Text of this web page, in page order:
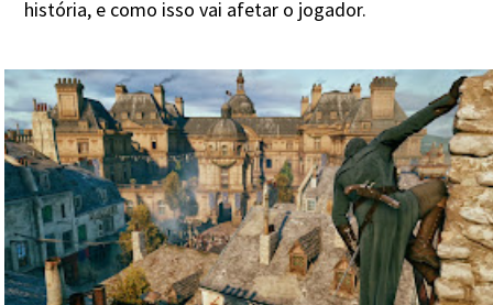
história, e como isso vai afetar o jogador.